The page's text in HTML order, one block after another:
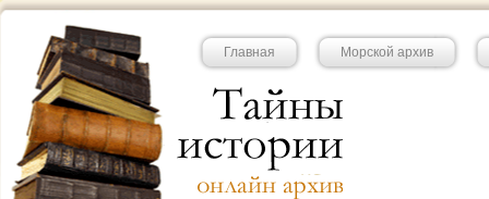
Главная Морской архив